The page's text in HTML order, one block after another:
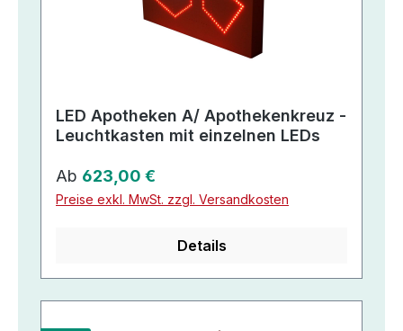
LED Apotheken A/ Apothekenkreuz -
Leuchtkasten mit einzelnen LEDs
Regulärer Preis:
Ab 623,00 €
Preise exkl. MwSt. zzgl. Versandkosten
Details